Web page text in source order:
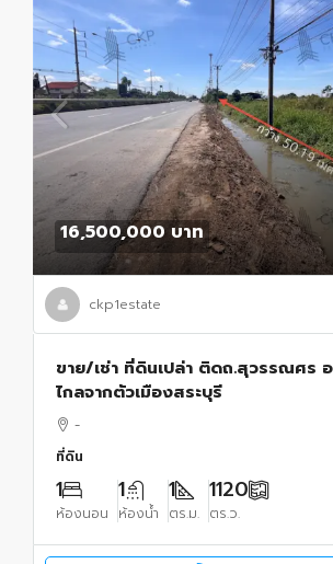
16,500,000 บาท
ckp1estate
ขาย/เช่า ที่ดินเปล่า ติดถ.สุวรรณศร
ไกลจากตัวเมืองสระบุรี
-
ที่ดิน
1
ห้องนอน
1
ห้องน้ำ
1
ตร.ม.
1120
ตร.ว.